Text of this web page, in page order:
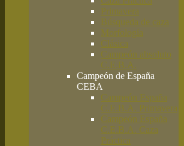
Primavera
Búsqueda de caza
Morfología
Clásica
Campeón absoluto
C.E.B.A.
Campeón de España
CEBA
Campeón España
C.E.B.A. Primavera
Campeón España
C.E.B.A. Caza
Práctica